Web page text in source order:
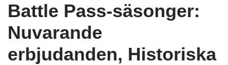
Battle Pass-säsonger:
Nuvarande
erbjudanden, Historiska